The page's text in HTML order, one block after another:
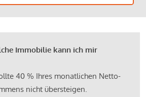
Immobilie kann ich mir
40 % Ihres monatlichen Netto-
nicht übersteigen.